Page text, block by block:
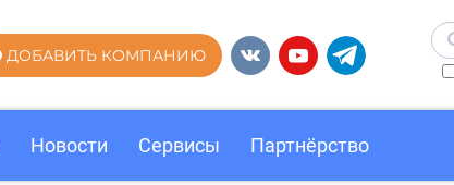
ДОБАВИТЬ КОМПАНИЮ
Новости Сервисы Партнёрство